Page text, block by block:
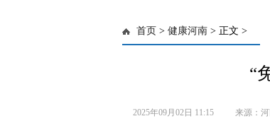
首页 > 健康河南 > 正文 >
“
2025年09月02日 11:15 来源：